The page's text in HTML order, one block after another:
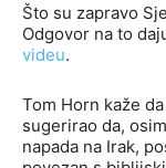
Što su zapravo
Odgovor na to
videu.
Tom Horn kaže
sugerirao da,
napada na Irak,